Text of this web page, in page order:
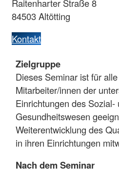
Raitenharter Straße 8
84503 Altötting
Kontakt
Zielgruppe
Dieses Seminar ist für
Mitarbeiter/innen der
Einrichtungen des Sozial-
Gesundheitswesen
Weiterentwicklung des
in ihren Einrichtungen
Nach dem Seminar